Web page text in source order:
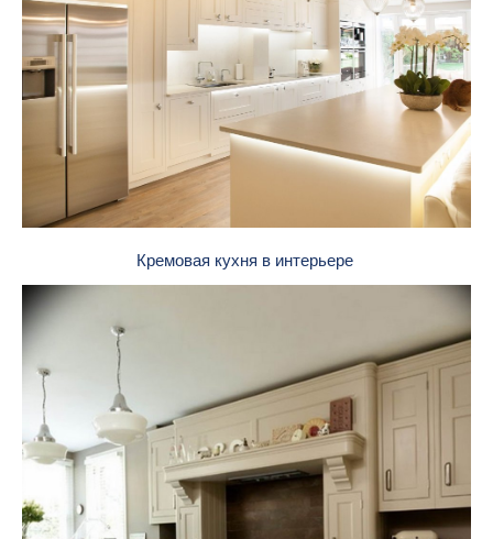
Кремовая кухня в интерьере